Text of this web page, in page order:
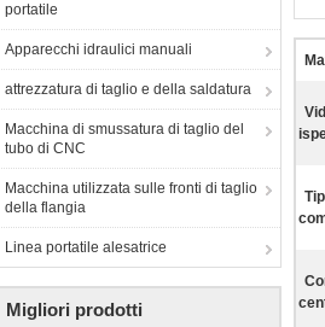
portatile
Apparecchi idraulici manuali
attrezzatura di taglio e della saldatura
Macchina di smussatura di taglio del
tubo di CNC
Macchina utilizzata sulle fronti di taglio
della flangia
Linea portatile alesatrice
Migliori prodotti